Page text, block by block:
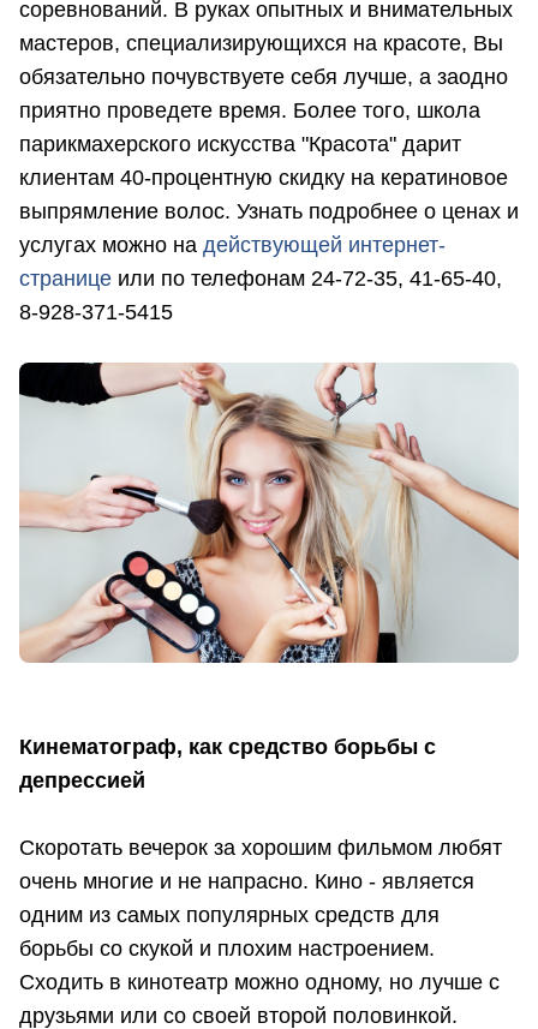
соревнований. В руках опытных и внимательных
мастеров, специализирующихся на красоте, Вы
обязательно почувствуете себя лучше, а заодно
приятно проведете время. Более того, школа
парикмахерского искусства "Красота" дарит
клиентам 40-процентную скидку на кератиновое
выпрямление волос. Узнать подробнее о ценах и
услугах можно на действующей интернет-
странице или по телефонам 24-72-35, 41-65-40,
8-928-371-5415
Кинематограф, как средство борьбы с
депрессией
Скоротать вечерок за хорошим фильмом любят
очень многие и не напрасно. Кино - является
одним из самых популярных средств для
борьбы со скукой и плохим настроением.
Сходить в кинотеатр можно одному, но лучше с
друзьями или со своей второй половинкой.